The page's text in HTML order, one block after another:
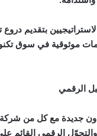
بتقديم دروع
موثوقية في سوق
الرقمي
جديدة مع كل من
الرقمي القائم